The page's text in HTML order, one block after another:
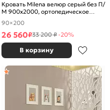
Кровать Milena велюр серый без П/
М 900x2000, ортопедическое
основание, изголовье мягкое
90×200
26 560₽33 200 ₽-20%
В корзину